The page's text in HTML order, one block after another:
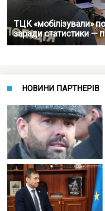
ТЦК «мобілізували»
заради статистики —
НОВИНИ ПАРТНЕРІВ